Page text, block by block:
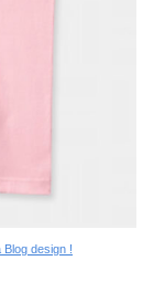
design !